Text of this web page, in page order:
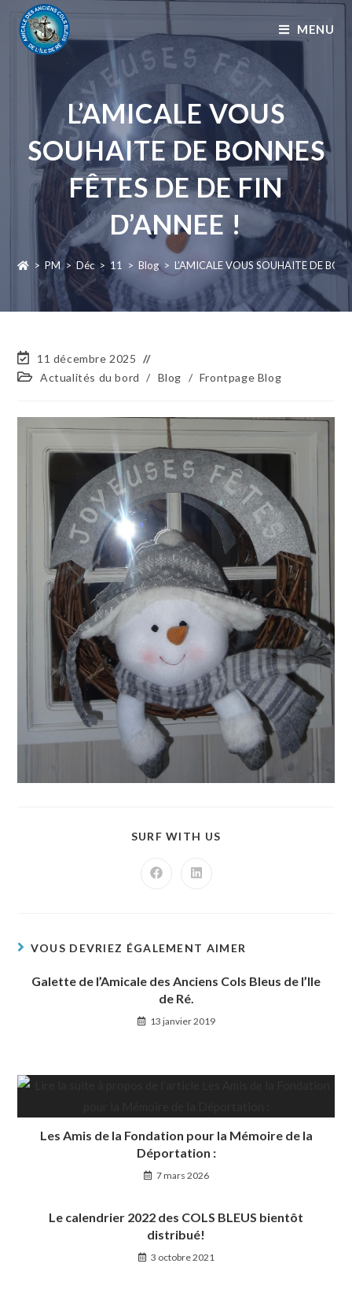
MENU
L’AMICALE VOUS
SOUHAITE DE BONNES
FÊTES DE DE FIN
D’ANNEE !
> PM > Déc > 11 > Blog > L’AMICALE VOUS SOUHAITE DE
11 décembre 2025
Actualités du bord
/ Blog / Frontpage Blog
SURF WITH US
VOUS DEVRIEZ ÉGALEMENT AIMER
Galette de l’Amicale des Anciens Cols Bleus de l’Ile
de Ré.
13 janvier 2019
Les Amis de la Fondation pour la Mémoire de la
Déportation :
7 mars 2026
Le calendrier 2022 des COLS BLEUS bientôt
distribué!
3 octobre 2021